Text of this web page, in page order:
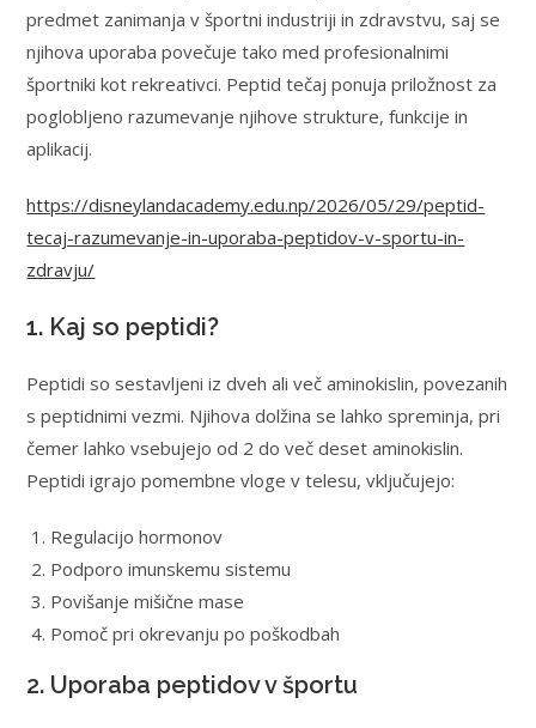
predmet zanimanja v športni industriji in zdravstvu, saj se
njihova uporaba povečuje tako med profesionalnimi
športniki kot rekreativci. Peptid tečaj ponuja priložnost za
poglobljeno razumevanje njihove strukture, funkcije in
aplikacij.
https://disneylandacademy.edu.np/2026/05/29/peptid-
tecaj-razumevanje-in-uporaba-peptidov-v-sportu-in-
zdravju/
1. Kaj so peptidi?
Peptidi so sestavljeni iz dveh ali več aminokislin, povezanih
s peptidnimi vezmi. Njihova dolžina se lahko spreminja, pri
čemer lahko vsebujejo od 2 do več deset aminokislin.
Peptidi igrajo pomembne vloge v telesu, vključujejo:
Regulacijo hormonov
Podporo imunskemu sistemu
Povišanje mišične mase
Pomoč pri okrevanju po poškodbah
2. Uporaba peptidov v športu